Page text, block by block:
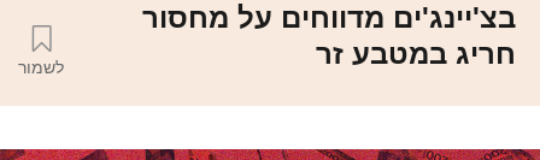
בצ'יינג'ים מדווחים על מחסור
חריג במטבע זר
לשמור